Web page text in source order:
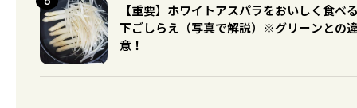
【重要】ホワイトアスパラをおいしく食べ
下ごしらえ（写真で解説）※グリーンとの
意！